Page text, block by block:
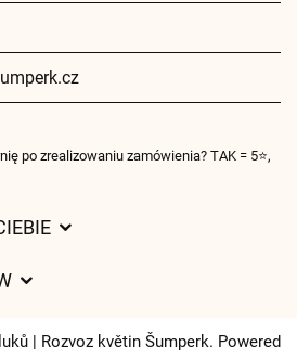
po zrealizowaniu zamówienia? TAK = 5⭐,
– przegląd możliwości
| Rozvoz květin Šumperk. Powered